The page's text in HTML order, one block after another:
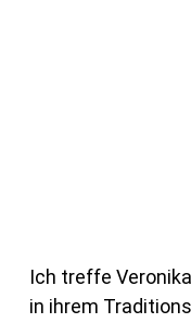
Ich treffe
in ihrem